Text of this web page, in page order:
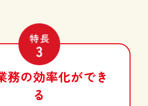
務の効率化ができ
る